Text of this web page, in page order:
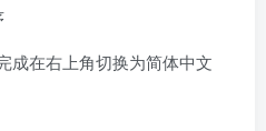
成在右上角切换为简体中文